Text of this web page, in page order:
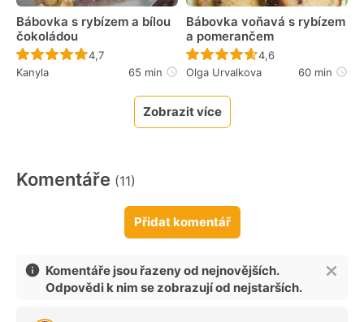
Bábovka s rybízem a bílou
čokoládou
Recept ještě nebyl hodnocen
4,7
Kanyla
65 min
Bábovka voňavá s rybízem
a pomerančem
Recept ještě nebyl
4,6
Olga Urvalkova
60 min
Zobrazit více
Komentáře (11)
Přidat komentář
Komentáře jsou řazeny od nejnovějších.
Odpovědi k nim se zobrazují od nejstarších.